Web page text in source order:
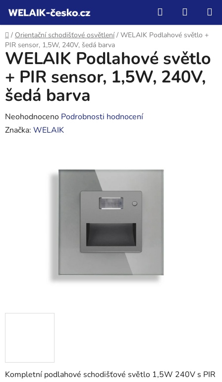
obsah
Hledat
KOŠÍK
Domů
/ Orientační schodišťové osvětlení / WELAIK Podlahové světlo +
PIR sensor, 1,5W, 240V, šedá barva
Kompletní podlahové schodišťové světlo 1,5W 240V s PIR
WELAIK Podlahové světlo
+ PIR sensor, 1,5W, 240V,
šedá barva
Průměrné
hodnocení
Neohodnoceno Podrobnosti hodnocení
Značka: WELAIK